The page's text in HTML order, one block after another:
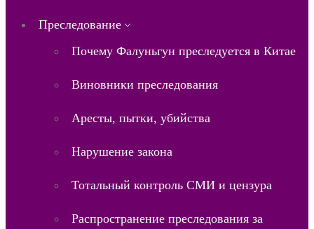
Преследование
Почему Фалуньгун преследуется в Китае
Виновники преследования
Аресты, пытки, убийства
Нарушение закона
Тотальный контроль СМИ и цензура
Распространение преследования за